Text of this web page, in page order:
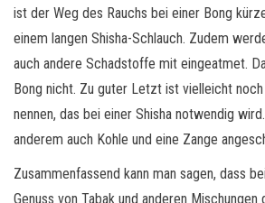
ist der Weg des Rauchs bei einer Bong
einem langen Shisha-Schlauch. Zudem
auch andere Schadstoffe mit eingeatmet.
Bong nicht. Zu guter Letzt ist vielleicht
nennen, das bei einer Shisha notwendig
anderem auch Kohle und eine Zange
Zusammenfassend kann man sagen, dass
Genuss von Tabak und anderen Mischungen